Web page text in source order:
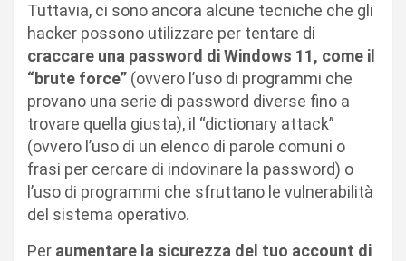
Tuttavia, ci sono ancora alcune tecniche che gli
hacker possono utilizzare per tentare di
craccare una password di Windows 11, come il
“brute force” (ovvero l’uso di programmi che
provano una serie di password diverse fino a
trovare quella giusta), il “dictionary attack”
(ovvero l’uso di un elenco di parole comuni o
frasi per cercare di indovinare la password) o
l’uso di programmi che sfruttano le vulnerabilità
del sistema operativo.
Per aumentare la sicurezza del tuo account di